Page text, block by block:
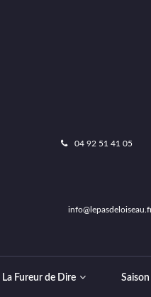
04 92 51 41 05
La Fureur de Dire